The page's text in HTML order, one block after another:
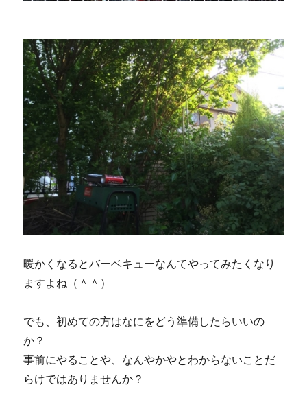
後
片
付
け
に
暖かくなるとバーベキューなんてやってみたくなり
ますよね（＾＾）
でも、初めての方はなにをどう準備したらいいの
か？
事前にやることや、なんやかやとわからないことだ
らけではありませんか？